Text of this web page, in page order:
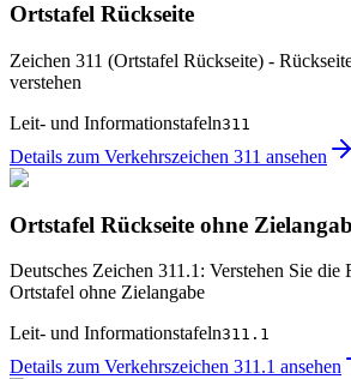
Ortstafel Rückseite
Zeichen 311 (Ortstafel Rückseite) -
verstehen
Leit- und Informationstafeln311
Details zum Verkehrszeichen 311 ansehen
Ortstafel Rückseite ohne
Deutsches Zeichen 311.1: Verstehen Sie die
Ortstafel ohne Zielangabe
Leit- und Informationstafeln311.1
Details zum Verkehrszeichen 311.1 ansehen